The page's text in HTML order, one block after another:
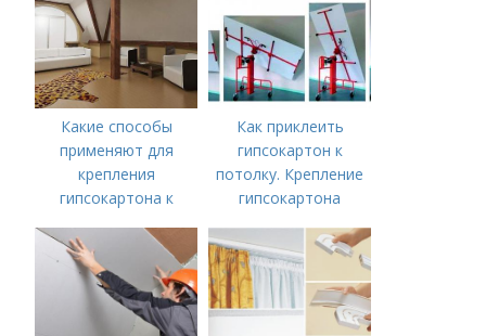
Какие способы
применяют для
крепления
гипсокартона к
потолок из
гипсокартона
Как приклеить
гипсокартон к
потолку. Крепление
гипсокартона